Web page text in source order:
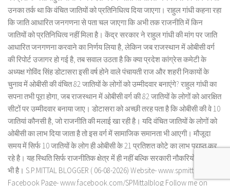
उनका तर्क था कि वंचित जातियों को प्रतिनिधित्व दिया जाएगा। राहुल गांधी कहना रहा
कि जाति आधारित जनगणना से पता चल जाएगा कि अभी तक राजनीति में किन
जातियों को प्रतिनिधित्व नहीं मिला है। केंद्र सरकार ने राहुल गांधी की मांग पर जाति
आधारित जनगणना करवाने का निर्णय लिया है, लेकिन जब राजस्थान में ओबीसी वर्ग
की रिपोर्ट उजागर हो गई है, तब सवाल उठता है कि क्या प्रदेश कांग्रेस कमेटी के
अध्यक्ष गोविंद सिंह डोटासरा इसी वर्ष होने वाले पंचायती राज और शहरी निकायों के
चुनाव में ओबीसी की वंचित 82 जातियों के लोगों को उम्मीदवार बनाएंगे? राहुल गांधी का
सपना तभी पूरा होगा, जब राजस्थान में ओबीसी वर्ग की 82 जातियों के लोगों को आरक्षित
सीटों पर उम्मीदवार बनाया जाए। डोटासरा को अच्छी तरह पता है कि ओबीसी की वे 10
जातियां कौनसी है, जो राजनीति की मलाई खा रही है। यदि वंचित जातियों के लोगों को
ओबीसी का लाभ दिया जाता है तो इस वर्ग में सामाजिक समानता भी आएगी। मौजूदा
समय में सिर्फ 10 जातियों के लोग ही ओबीसी के 21 प्रतिशत कोटे का लाभ प्राप्त कर
रहे है। यह स्थिति सिर्फ राजनीतिक क्षेत्र में ही नहीं बल्कि सरकारी नौकरियों के क्षेत्र में
भी है। S.P.MITTAL BLOGGER ( 06-08-2026) Website- www.spmittal.in
Facebook Page- www.facebook.com/SPMittalblog Follow me on